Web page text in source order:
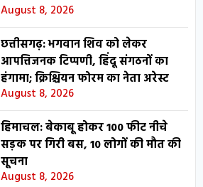
August 8, 2026
छत्तीसगढ़: भगवान शिव को लेकर
आपत्तिजनक टिप्पणी, हिंदू संगठनों का
हंगामा; क्रिश्चियन फोरम का नेता अरेस्ट
August 8, 2026
हिमाचल: बेकाबू होकर 100 फीट नीचे
सड़क पर गिरी बस, 10 लोगों की मौत की
सूचना
August 8, 2026